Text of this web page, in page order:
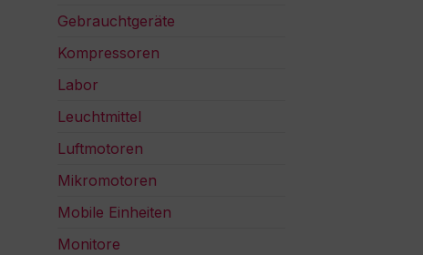
Gebrauchtgeräte
Kompressoren
Labor
Leuchtmittel
Luftmotoren
Mikromotoren
Mobile Einheiten
Monitore